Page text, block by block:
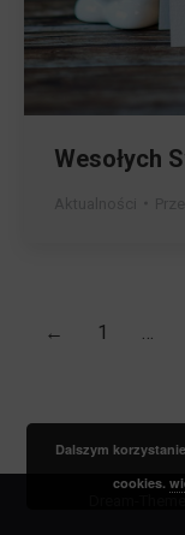
Wesołych
← 1 …
Dalszym
cookies.